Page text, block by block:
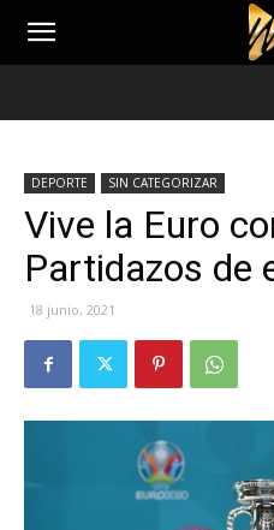
DEPORTE SIN CATEGORIZAR
Vive la Euro
Partidazos de
18 junio, 2021